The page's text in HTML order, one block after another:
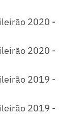
2020 -
2020 -
2019 -
2019 -